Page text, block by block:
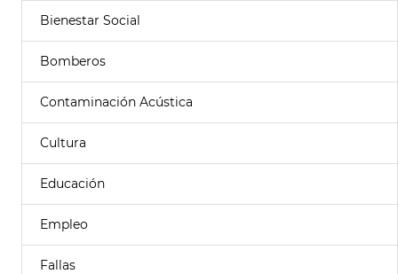
Bienestar Social
Bomberos
Contaminación Acústica
Cultura
Educación
Empleo
Fallas